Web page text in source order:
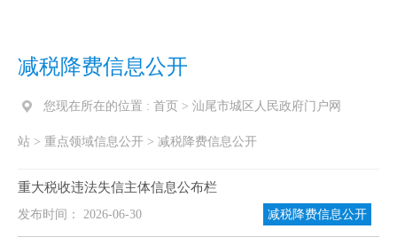
减税降费信息公开
您现在所在的位置 : 首页 > 汕尾市城区人民政府门户网
站 > 重点领域信息公开 > 减税降费信息公开
重大税收违法失信主体信息公布栏
发布时间： 2026-06-30 减税降费信息公开